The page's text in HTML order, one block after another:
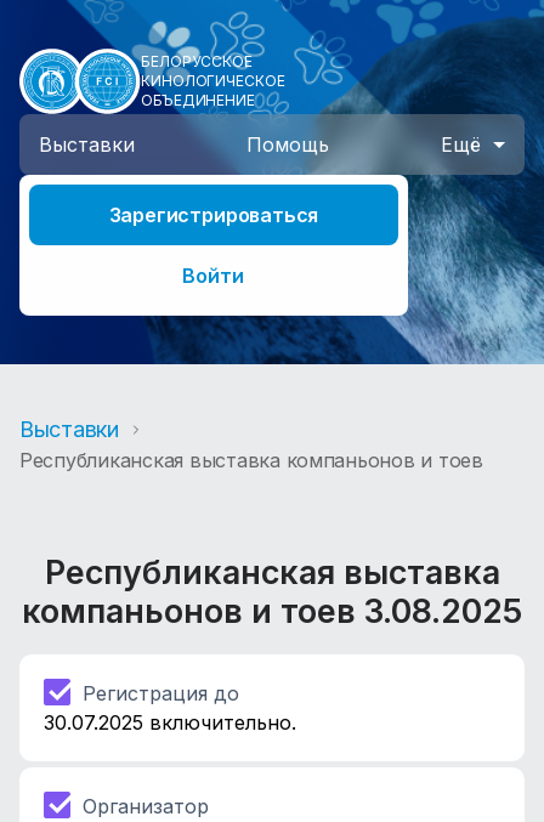
БЕЛОРУССКОЕ
КИНОЛОГИЧЕСКОЕ
ОБЪЕДИНЕНИЕ
Выставки Помощь Ещё
Зарегистрироваться
Войти
Выставки
Республиканская выставка компаньонов и тоев
Республиканская выставка
компаньонов и тоев 3.08.2025
Регистрация до
30.07.2025 включительно.
Организатор